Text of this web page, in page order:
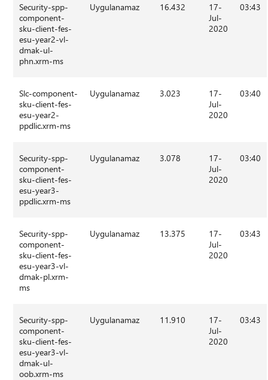
Security-spp-
component-
sku-client-fes-
esu-year2-vl-
dmak-ul-
phn.xrm-ms
Uygulanamaz 16.432
17-
Jul-
2020
03:43
Slc-component-
sku-client-fes-
esu-year2-
ppdlic.xrm-ms
Uygulanamaz 3.023
17-
Jul-
2020
03:40
Security-spp-
component-
sku-client-fes-
esu-year3-
ppdlic.xrm-ms
Uygulanamaz 3.078
17-
Jul-
2020
03:40
Security-spp-
component-
sku-client-fes-
esu-year3-vl-
dmak-pl.xrm-
ms
Uygulanamaz 13.375
17-
Jul-
2020
03:43
Security-spp-
component-
sku-client-fes-
esu-year3-vl-
dmak-ul-
oob.xrm-ms
Uygulanamaz 11.910
17-
Jul-
2020
03:43